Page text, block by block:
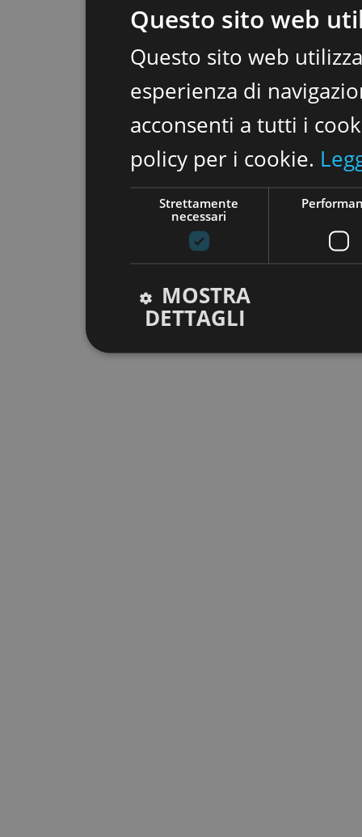
Questo sito web
Questo sito web
esperienza di
acconsenti a tutti i
policy per i cookie.
Strettamente
necessari
MOSTRA
DETTAGLI